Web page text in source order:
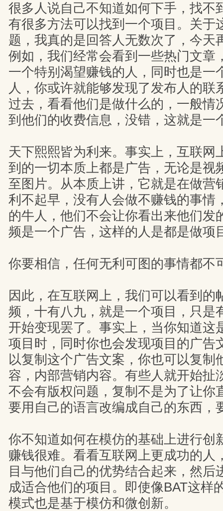
很多人说自己不知道如何下手，找不
有很多方法可以找到一个项目。关于
题，我真的是回答人无数次了，今天
例如，我们经常会看到一些热门文章
一个特别渴望赚钱的人，同时也是一
人，你或许就能够发现了发布人的联
过去，看看他们是做什么的，一般情
到他们的收费信息，没错，这就是一
天下熙熙皆为利来。事实上，互联网
到的一切本质上都是广告，无论是视
至图片。从本质上讲，它就是在做营
利不起早，没有人会做不赚钱的事情
的牛人，他们不会让你看出来他们发
频是一个广告，这样的人是都是做项
你要相信，任何无利可图的事情都不
因此，在互联网上，我们可以看到的
频，十有八九，就是一个项目，只是
开始变现罢了。事实上，当你知道这
项目时，同时你也会发现项目的广告
以复制这个广告文案，你也可以复制
容，内部营销内容。有些人就开始扯
不会有版权问题，复制不是为了让你
要用自己的语言改编成自己的东西，
你不知道如何在模仿的基础上进行创
赚钱很难。看看互联网上更成功的人
目与他们自己的优势结合起来，然后
成适合他们的项目。即使像BAT这样
模式也是基于模仿和微创新。